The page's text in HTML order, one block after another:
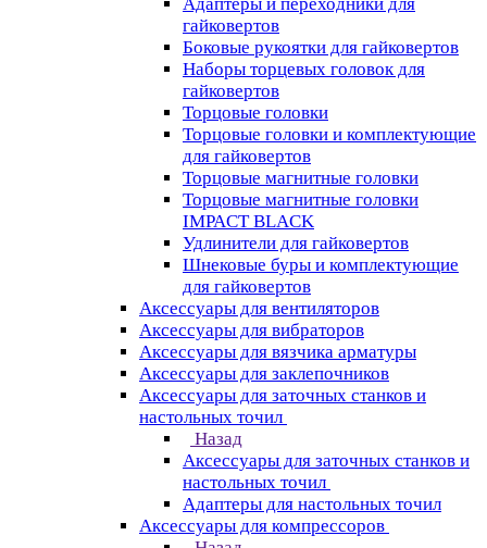
гайковертов
Боковые рукоятки для гайковертов
Наборы торцевых головок для
гайковертов
Торцовые головки
Торцовые головки и комплектующие
для гайковертов
Торцовые магнитные головки
Торцовые магнитные головки
IMPACT BLACK
Удлинители для гайковертов
Шнековые буры и комплектующие
для гайковертов
Аксессуары для вентиляторов
Аксессуары для вибраторов
Аксессуары для вязчика арматуры
Аксессуары для заклепочников
Аксессуары для заточных станков и
настольных точил
Назад
Аксессуары для заточных станков и
настольных точил
Адаптеры для настольных точил
Аксессуары для компрессоров